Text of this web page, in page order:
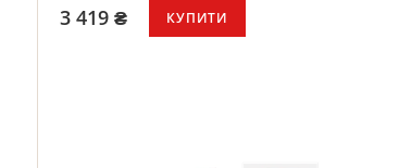
3 419 ₴ КУПИТИ